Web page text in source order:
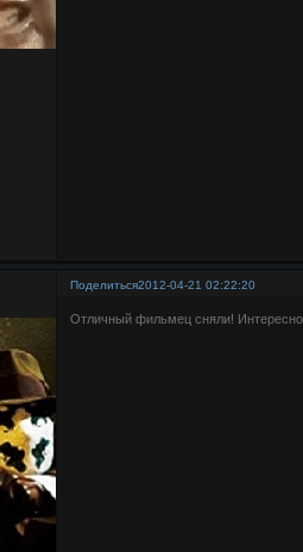
Поделиться2012-04-21 02:22:20
Отличный фильмец сняли!